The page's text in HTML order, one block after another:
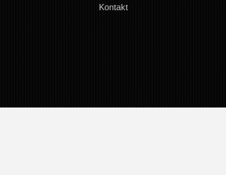
Kontakt